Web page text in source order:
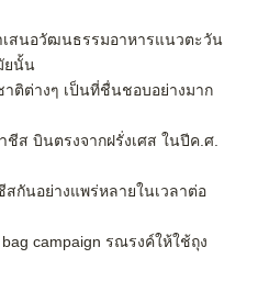
เสนอวัฒนธรรมอาหารแนวตะวัน
ยนั้น
ติต่างๆ เป็นที่ชื่นชอบอย่างมาก
ชีส บินตรงจากฝรั่งเศส ในปีค.ศ.
กันอย่างแพร่หลายในเวลาต่อ
campaign รณรงค์ให้ใช้ถุง